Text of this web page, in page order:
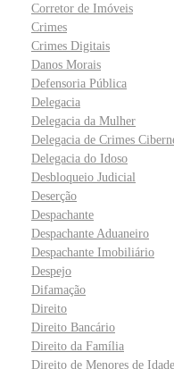
Corretor de Imóveis
Crimes
Crimes Digitais
Danos Morais
Defensoria Pública
Delegacia
Delegacia da Mulher
Delegacia de Crimes
Delegacia do Idoso
Desbloqueio Judicial
Deserção
Despachante
Despachante Aduaneiro
Despachante Imobiliário
Despejo
Difamação
Direito
Direito Bancário
Direito da Família
Direito de Menores de Idade